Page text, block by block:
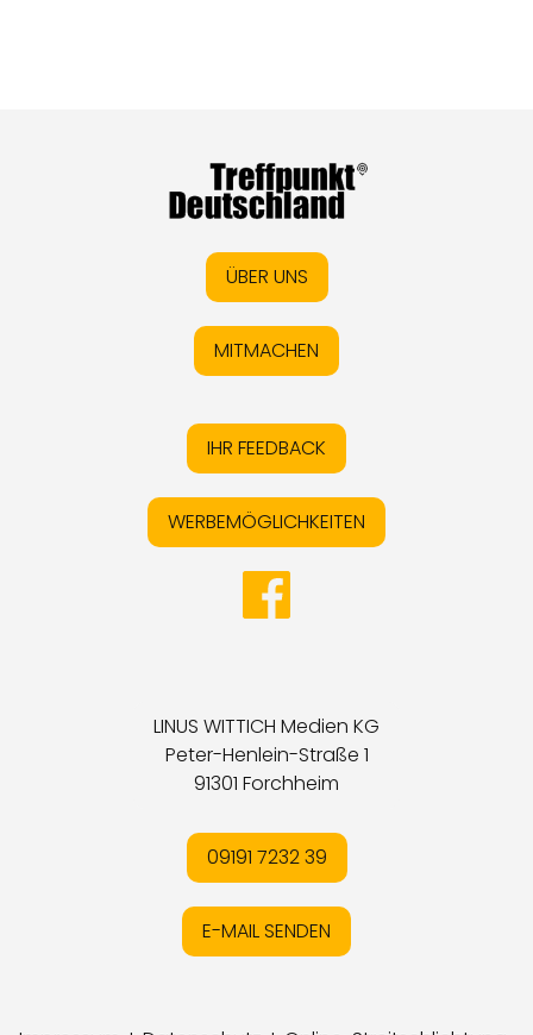
ÜBER UNS
MITMACHEN
IHR FEEDBACK
WERBEMÖGLICHKEITEN
LINUS WITTICH Medien KG
Peter-Henlein-Straße 1
91301 Forchheim
09191 7232 39
E-MAIL SENDEN